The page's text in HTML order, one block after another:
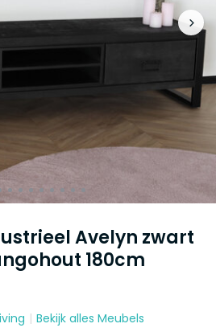
Avelyn zwart
180cm
Bekijk alles Meubels